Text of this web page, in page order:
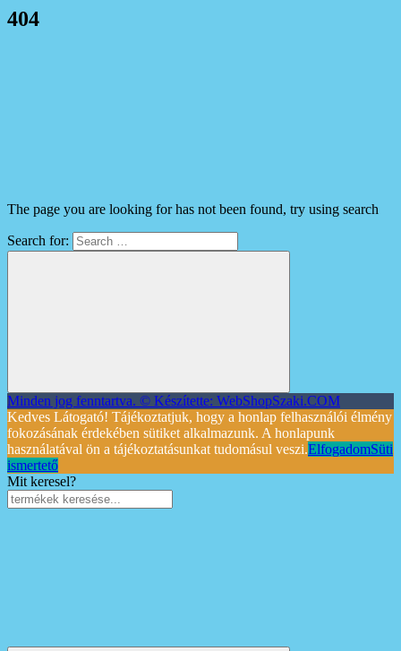
404
The page you are looking for has not been found, try using search
Search for:
Minden jog fenntartva. © Készítette: WebShopSzaki.COM
Kedves Látogató! Tájékoztatjuk, hogy a honlap felhasználói élmény
fokozásának érdekében sütiket alkalmazunk. A honlapunk
használatával ön a tájékoztatásunkat tudomásul veszi.ElfogadomSüti
ismertető
Mit keresel?